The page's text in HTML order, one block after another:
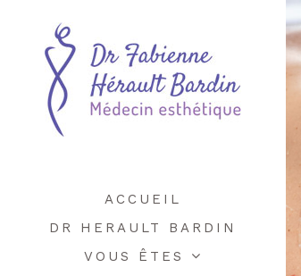
ACCUEIL
DR HERAULT BARDIN
VOUS ÊTES